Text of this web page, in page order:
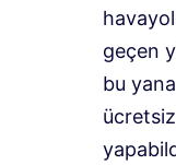
geçen
bu